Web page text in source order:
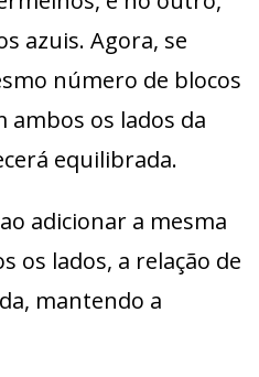
azuis. Agora, se
número de blocos
ambos os lados da
equilibrada.
adicionar a mesma
os lados, a relação de
mantendo a